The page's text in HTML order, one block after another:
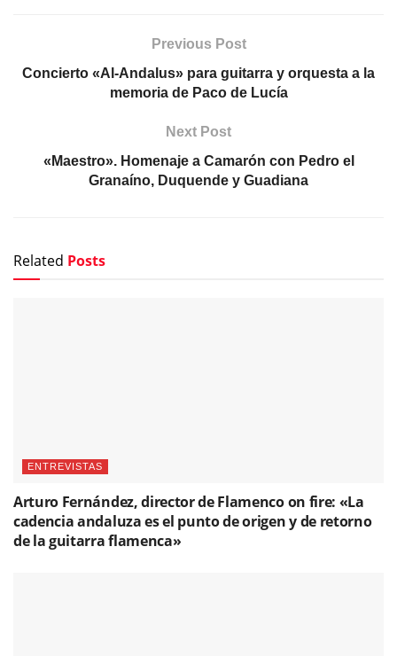
Previous Post
Concierto «Al-Andalus» para guitarra y orquesta a la
memoria de Paco de Lucía
Next Post
«Maestro». Homenaje a Camarón con Pedro el
Granaíno, Duquende y Guadiana
Related Posts
ENTREVISTAS
Arturo Fernández, director de Flamenco on fire: «La
cadencia andaluza es el punto de origen y de retorno
de la guitarra flamenca»